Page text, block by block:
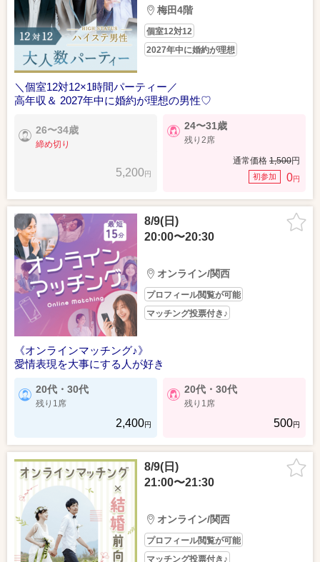
梅田4階
個室12対12
2027年中に婚約が理想
＼個室12対12×1時間パーティー／
高年収＆ 2027年中に婚約が理想の男性♡
26〜34歳
締め切り
5,200円
24〜31歳
残り2席
通常価格 1,500円
初参加 0円
8/9(日)
20:00〜20:30
オンライン/関西
プロフィール閲覧が可能
マッチング投票付き♪
《オンラインマッチング♪》
愛情表現を大事にする人が好き
20代・30代
残り1席
2,400円
20代・30代
残り1席
500円
8/9(日)
21:00〜21:30
オンライン/関西
プロフィール閲覧が可能
マッチング投票付き♪